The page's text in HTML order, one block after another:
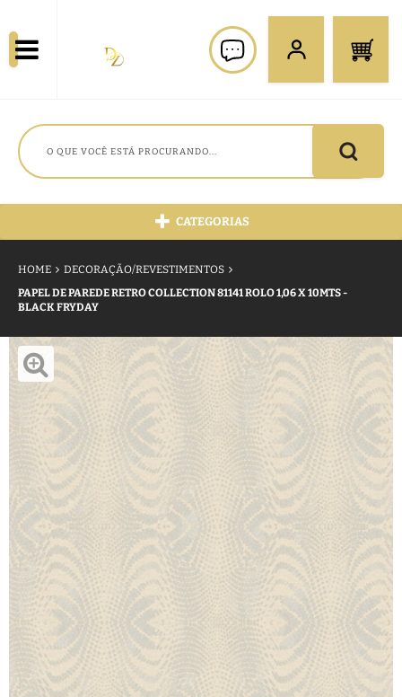
CATEGORIAS
HOME
DECORAÇÃO/REVESTIMENTOS
PAPEL DE PAREDE RETRO COLLECTION 81141 ROLO 1,06 X 10MTS -
BLACK FRYDAY